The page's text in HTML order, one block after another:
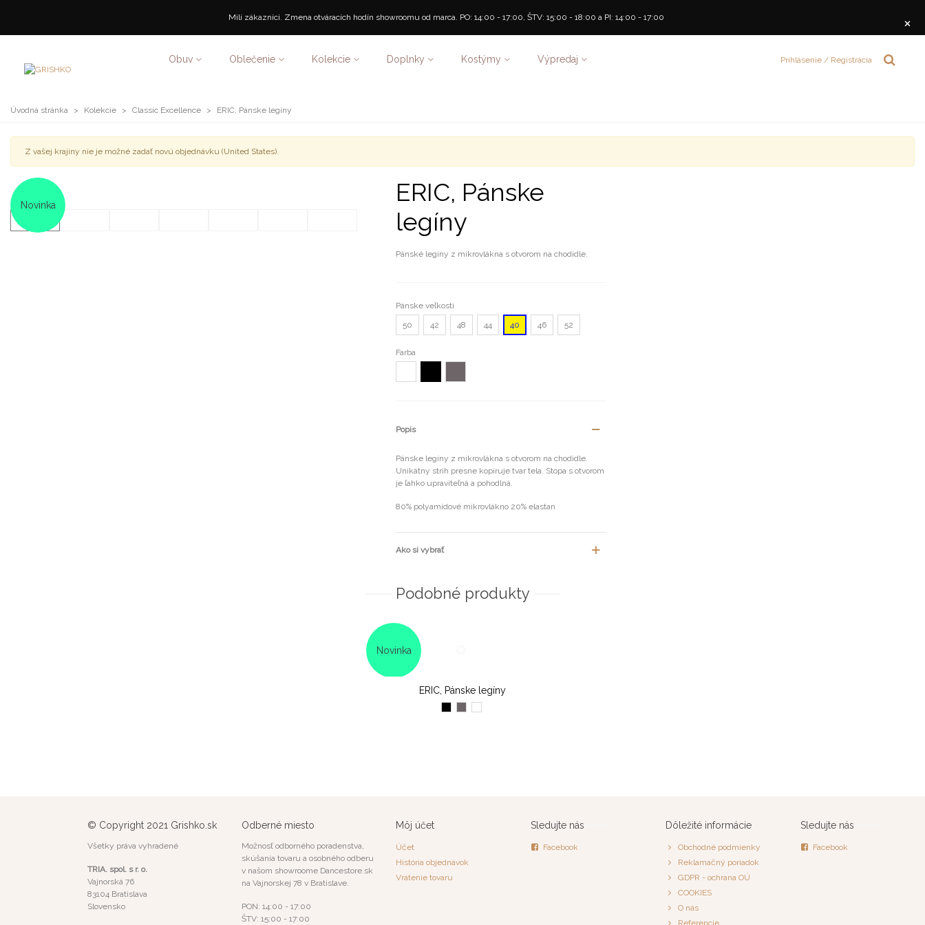
Milí zákazníci. Zmena otváracích hodín showroomu od marca. PO: 14:00 - 17:00, ŠTV: 15:00 - 18:00 a PI: 14:00 - 17:00 ×
Obuv Oblečenie Kolekcie Doplnky Kostýmy Výpredaj Prihlásenie / Registrácia
Úvodná stránka > Kolekcie > Classic Excellence > ERIC, Pánske legíny
Z vašej krajiny nie je možné zadať novú objednávku (United States).
Novinka
ERIC, Pánske
legíny
Pánské legíny z mikrovlákna s otvorom na chodidle.
Pánske veľkosti
50
42 48 44 40 46 52
Farba
Popis
Pánske legíny z mikrovlákna s otvorom na chodidle.
Unikátny strih presne kopíruje tvar tela. Stopa s otvorom
je ľahko upraviteľná a pohodlná.
80% polyamidové mikrovlákno 20% elastan
Ako si vybrať
Podobné produkty
Novinka
ERIC, Pánske legíny
© Copyright 2021 Grishko.sk
Všetky práva vyhradené
TRIA. spol. s r. o.
Vajnorská 76
83104 Bratislava
Slovensko
Odberné miesto
Možnosť odborného poradenstva,
skúšania tovaru a osobného odberu
v našom showroome Dancestore.sk
na Vajnorskej 78 v Bratislave.
PON: 14:00 - 17:00
ŠTV: 15:00 - 17:00
Môj účet
Účet
História objednávok
Vrátenie tovaru
Sledujte nás
Facebook
Dôležité informácie
Obchodné podmienky
Reklamačný poriadok
GDPR - ochrana OÚ
COOKIES
O nás
Referencie
Sledujte nás
Facebook